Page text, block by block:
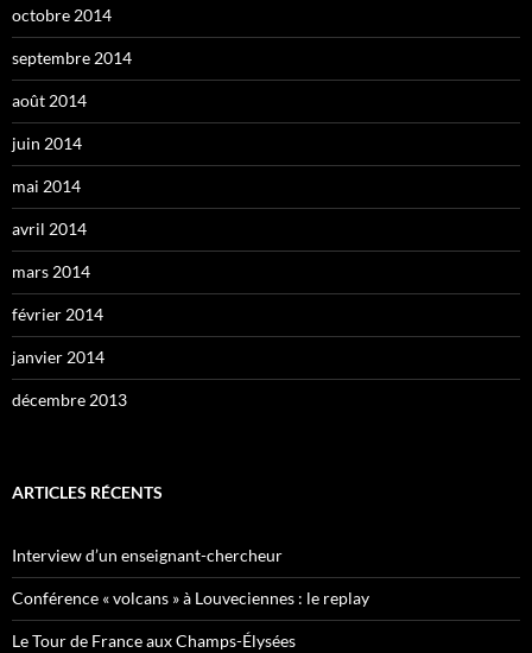
octobre 2014
septembre 2014
août 2014
juin 2014
mai 2014
avril 2014
mars 2014
février 2014
janvier 2014
décembre 2013
ARTICLES RÉCENTS
Interview d’un enseignant-chercheur
Conférence « volcans » à Louveciennes : le replay
Le Tour de France aux Champs-Élysées